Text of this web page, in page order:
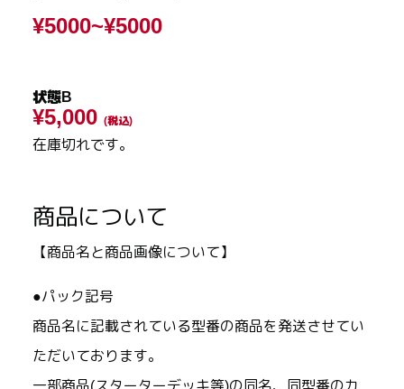
¥5000~¥5000
状態B
¥5,000 (税込)
在庫切れです。
商品について
【商品名と商品画像について】
●パック記号
商品名に記載されている型番の商品を発送させてい
ただいております。